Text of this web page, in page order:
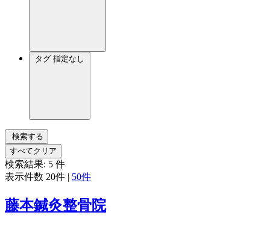
タグ 指定なし
検索する
すべてクリア
検索結果: 5 件
表示件数 20件 | 50件
藤本鍼灸整骨院